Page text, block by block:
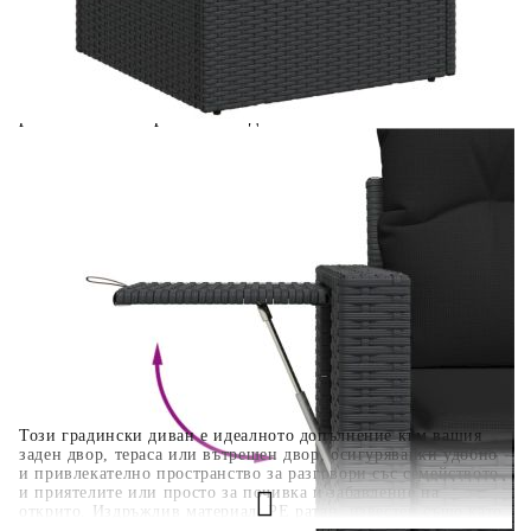
Този градински диван е идеалното допълнение към вашия
заден двор, тераса или вътрешен двор, осигурявайки удобно
и привлекателно пространство за разговори със семейството
и приятелите или просто за почивка и забавление на
открито. Издръжлив материал: PE ратан, известен също като
вноски на кредита.
Когато плащате с NewPay, всъщност NewPay плаща
поръчката Ви вместо Вас. Вие я получавате и
разполагате с три начина да я платите към тях:
Отложено до 30 дни от момента на изпращане на
поръчката без оскъпяване. За покупки на стойност до
Плащане на 4 вноски. Заплащате 20% от стойността на
поръчката си на момента с карта. Останалата сума се
разделя на 3 равни месечни вноски без оскъпяване. За
покупки на стойност до 1000 лв. / €511.31
Плащане на 6 вноски. Стойността на поръчката се
разпределя в 6 равни месечни вноски с оскъпяване. За
покупки на стойност до 2000 лв. / €1022.61